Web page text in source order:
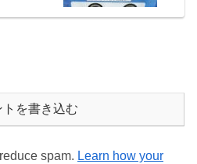
トを書き込む
spam. Learn how your